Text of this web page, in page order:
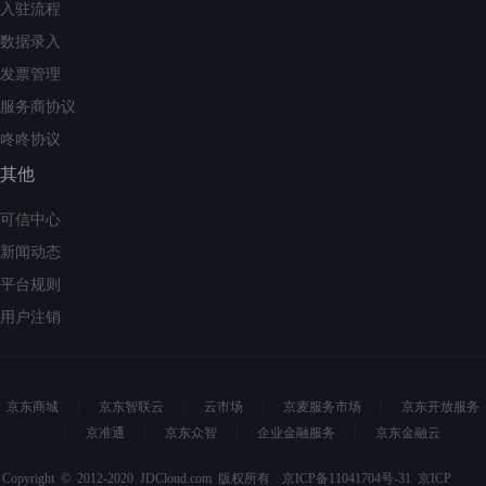
入驻流程
数据录入
发票管理
服务商协议
咚咚协议
其他
可信中心
新闻动态
平台规则
用户注销
京东商城 京东智联云 云市场 京麦服务市场
京东开放服务
京准通
京东众智 企业金融服务 京东金融云
Copyright © 2012-2020 JDCloud.com 版权所有 京ICP备11041704号-31 京ICP